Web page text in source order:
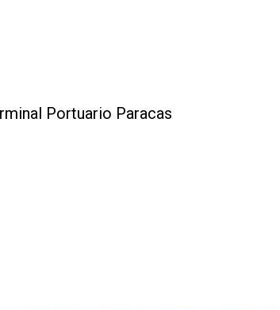
Portuario Paracas